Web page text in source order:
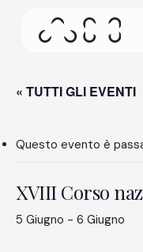
Questa
consumare meno
qualsiasi dello
« TUTTI GLI EVENTI
Questo evento è
XVIII Corso
5 Giugno - 6 Giugno